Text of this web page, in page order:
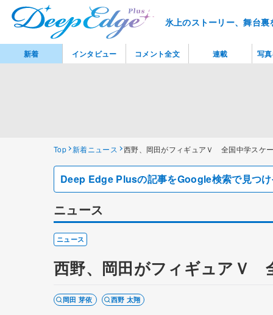
氷上のストーリー、舞台
Top 新着ニュース 西野、岡田がフィギュアＶ 全国中学スケ
Deep Edge Plusの記事をGoogle検索で見つ
ニュース
ニュース
西野、岡田がフィギュアＶ
岡田 芽依 西野 太翔
新着 インタビュー コメント全文 連載 写